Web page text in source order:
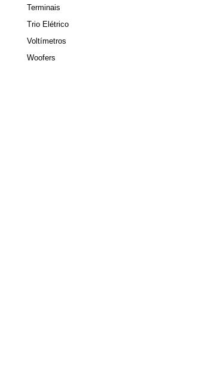
Terminais
Trio Elétrico
Voltímetros
Woofers